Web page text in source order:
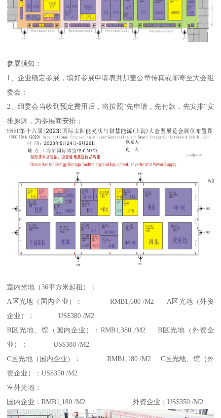
参展须知：
1、企业确定参展，填好参展申请表并加盖公章传真或邮寄至大会组
委会；
2、组委会当收到预定费用后，将按照“先申请，先付款，先安排”安
排原则，为参展商安排；
室内光地（36平方米起租）：
A区光地（国内企业）： RMB1,680 /M2 A区光地（外资
企业）： US$380 /M2
B区光地、馆（国内企业）：RMB1,380 /M2 B区光地（外资企
业）： US$380 /M2
C区光地（国内企业）： RMB1,180 /M2 C区光地、馆（外
资企业）：US$350 /M2
室外光地：
国内企业：RMB1,180 /M2 外资企业：US$350 /M2